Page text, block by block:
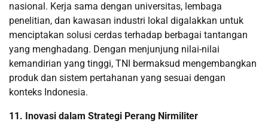
nasional. Kerja sama dengan universitas, lembaga
penelitian, dan kawasan industri lokal digalakkan untuk
menciptakan solusi cerdas terhadap berbagai tantangan
yang menghadang. Dengan menjunjung nilai-nilai
kemandirian yang tinggi, TNI bermaksud mengembangkan
produk dan sistem pertahanan yang sesuai dengan
konteks Indonesia.
11. Inovasi dalam Strategi Perang Nirmiliter